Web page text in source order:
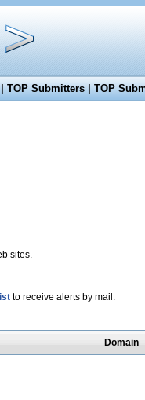
TOP Submitters|TOP
sites.
to receive alerts by mail.
Domain